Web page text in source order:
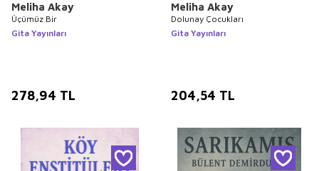
Meliha Akay
Üçümüz Bir
Gita Yayınları
278,94 TL
Meliha Akay
Dolunay Çocukları
Gita Yayınları
204,54 TL